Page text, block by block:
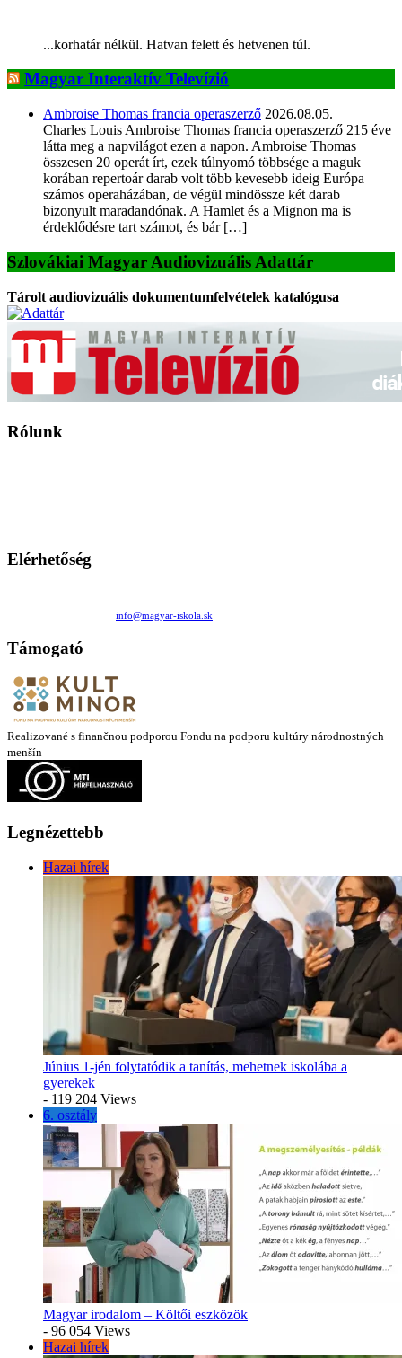
...korhatár nélkül. Hatvan felett és hetvenen túl.
Magyar Interaktív Televízió
Ambroise Thomas francia operaszerző 2026.08.05.
Charles Louis Ambroise Thomas francia operaszerző 215 éve
látta meg a napvilágot ezen a napon. Ambroise Thomas
összesen 20 operát írt, ezek túlnyomó többsége a maguk
korában repertoár darab volt több kevesebb ideig Európa
számos operaházában, de végül mindössze két darab
bizonyult maradandónak. A Hamlet és a Mignon ma is
érdeklődésre tart számot, és bár […]
Szlovákiai Magyar Audiovizuális Adattár
Tárolt audiovizuális dokumentumfelvételek katalógusa
Rólunk
Elérhetőség
info@magyar-iskola.sk
Támogató
Realizované s finančnou podporou Fondu na podporu kultúry národnostných
menšín
Legnézettebb
Hazai hírek
Június 1-jén folytatódik a tanítás, mehetnek iskolába a
gyerekek
- 119 204 Views
6. osztály
Magyar irodalom – Költői eszközök
- 96 054 Views
Hazai hírek